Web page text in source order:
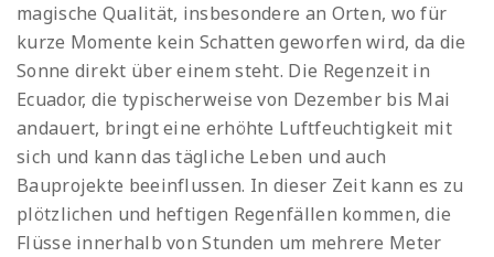
magische Qualität, insbesondere an Orten, wo für
kurze Momente kein Schatten geworfen wird, da die
Sonne direkt über einem steht. Die Regenzeit in
Ecuador, die typischerweise von Dezember bis Mai
andauert, bringt eine erhöhte Luftfeuchtigkeit mit
sich und kann das tägliche Leben und auch
Bauprojekte beeinflussen. In dieser Zeit kann es zu
plötzlichen und heftigen Regenfällen kommen, die
Flüsse innerhalb von Stunden um mehrere Meter